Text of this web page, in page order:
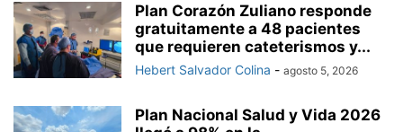
Plan Corazón Zuliano responde
gratuitamente a 48 pacientes
que requieren cateterismos y...
Hebert Salvador Colina - agosto 5, 2026
Plan Nacional Salud y Vida 2026